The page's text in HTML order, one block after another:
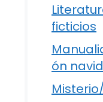
ficticios
ón